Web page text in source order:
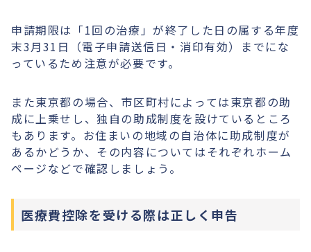
申請期限は「1回の治療」が終了した日の属する年度
末3月31日（電子申請送信日・消印有効）までにな
っているため注意が必要です。
また東京都の場合、市区町村によっては東京都の助
成に上乗せし、独自の助成制度を設けているところ
もあります。お住まいの地域の自治体に助成制度が
あるかどうか、その内容についてはそれぞれホーム
ページなどで確認しましょう。
医療費控除を受ける際は正しく申告